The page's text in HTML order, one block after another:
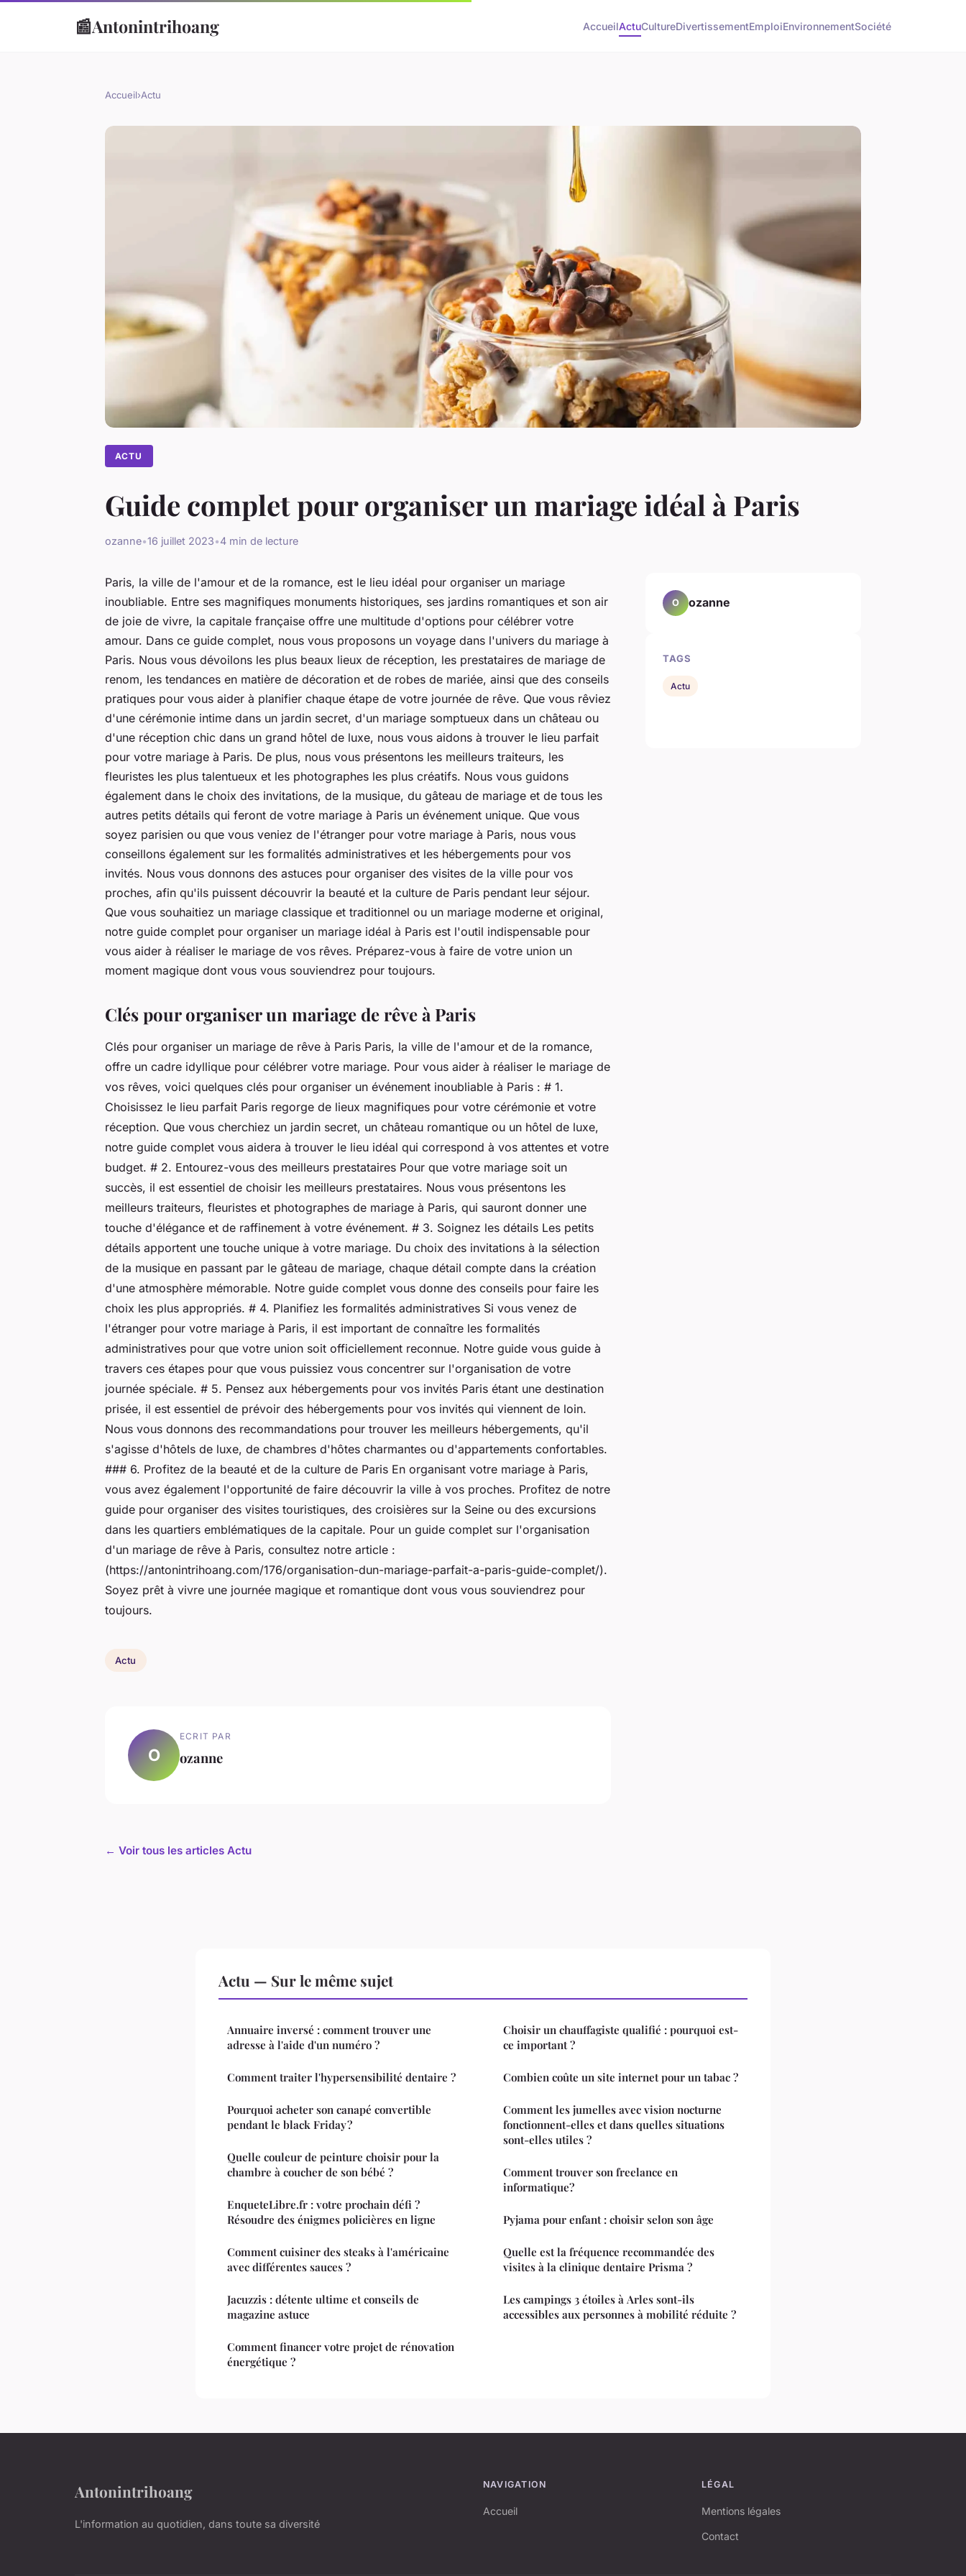
📰Antonintrihoang AccueilActuCultureDivertissementEmploiEnvironnementSociété
Accueil›Actu
ACTU
Guide complet pour organiser un mariage idéal à Paris
ozanne•16 juillet 2023•4 min de lecture
Paris, la ville de l'amour et de la romance, est le lieu idéal pour organiser un mariage
inoubliable. Entre ses magnifiques monuments historiques, ses jardins romantiques et son air
de joie de vivre, la capitale française offre une multitude d'options pour célébrer votre
amour. Dans ce guide complet, nous vous proposons un voyage dans l'univers du mariage à
Paris. Nous vous dévoilons les plus beaux lieux de réception, les prestataires de mariage de
renom, les tendances en matière de décoration et de robes de mariée, ainsi que des conseils
pratiques pour vous aider à planifier chaque étape de votre journée de rêve. Que vous rêviez
d'une cérémonie intime dans un jardin secret, d'un mariage somptueux dans un château ou
d'une réception chic dans un grand hôtel de luxe, nous vous aidons à trouver le lieu parfait
pour votre mariage à Paris. De plus, nous vous présentons les meilleurs traiteurs, les
fleuristes les plus talentueux et les photographes les plus créatifs. Nous vous guidons
également dans le choix des invitations, de la musique, du gâteau de mariage et de tous les
autres petits détails qui feront de votre mariage à Paris un événement unique. Que vous
soyez parisien ou que vous veniez de l'étranger pour votre mariage à Paris, nous vous
conseillons également sur les formalités administratives et les hébergements pour vos
invités. Nous vous donnons des astuces pour organiser des visites de la ville pour vos
proches, afin qu'ils puissent découvrir la beauté et la culture de Paris pendant leur séjour.
Que vous souhaitiez un mariage classique et traditionnel ou un mariage moderne et original,
notre guide complet pour organiser un mariage idéal à Paris est l'outil indispensable pour
vous aider à réaliser le mariage de vos rêves. Préparez-vous à faire de votre union un
moment magique dont vous vous souviendrez pour toujours.
Clés pour organiser un mariage de rêve à Paris
Clés pour organiser un mariage de rêve à Paris Paris, la ville de l'amour et de la romance,
offre un cadre idyllique pour célébrer votre mariage. Pour vous aider à réaliser le mariage de
vos rêves, voici quelques clés pour organiser un événement inoubliable à Paris : # 1.
Choisissez le lieu parfait Paris regorge de lieux magnifiques pour votre cérémonie et votre
réception. Que vous cherchiez un jardin secret, un château romantique ou un hôtel de luxe,
notre guide complet vous aidera à trouver le lieu idéal qui correspond à vos attentes et votre
budget. # 2. Entourez-vous des meilleurs prestataires Pour que votre mariage soit un
succès, il est essentiel de choisir les meilleurs prestataires. Nous vous présentons les
meilleurs traiteurs, fleuristes et photographes de mariage à Paris, qui sauront donner une
touche d'élégance et de raffinement à votre événement. # 3. Soignez les détails Les petits
détails apportent une touche unique à votre mariage. Du choix des invitations à la sélection
de la musique en passant par le gâteau de mariage, chaque détail compte dans la création
d'une atmosphère mémorable. Notre guide complet vous donne des conseils pour faire les
choix les plus appropriés. # 4. Planifiez les formalités administratives Si vous venez de
l'étranger pour votre mariage à Paris, il est important de connaître les formalités
administratives pour que votre union soit officiellement reconnue. Notre guide vous guide à
travers ces étapes pour que vous puissiez vous concentrer sur l'organisation de votre
journée spéciale. # 5. Pensez aux hébergements pour vos invités Paris étant une destination
prisée, il est essentiel de prévoir des hébergements pour vos invités qui viennent de loin.
Nous vous donnons des recommandations pour trouver les meilleurs hébergements, qu'il
s'agisse d'hôtels de luxe, de chambres d'hôtes charmantes ou d'appartements confortables.
### 6. Profitez de la beauté et de la culture de Paris En organisant votre mariage à Paris,
vous avez également l'opportunité de faire découvrir la ville à vos proches. Profitez de notre
guide pour organiser des visites touristiques, des croisières sur la Seine ou des excursions
dans les quartiers emblématiques de la capitale. Pour un guide complet sur l'organisation
d'un mariage de rêve à Paris, consultez notre article :
(https://antonintrihoang.com/176/organisation-dun-mariage-parfait-a-paris-guide-complet/).
Soyez prêt à vivre une journée magique et romantique dont vous vous souviendrez pour
toujours.
Actu
O
ECRIT PAR
ozanne
← Voir tous les articles Actu
O ozanne
TAGS
Actu
Actu — Sur le même sujet
Annuaire inversé : comment trouver une
adresse à l'aide d'un numéro ?
Comment traiter l'hypersensibilité dentaire ?
Pourquoi acheter son canapé convertible
pendant le black Friday ?
Quelle couleur de peinture choisir pour la
chambre à coucher de son bébé ?
EnqueteLibre.fr : votre prochain défi ?
Résoudre des énigmes policières en ligne
Comment cuisiner des steaks à l'américaine
avec différentes sauces ?
Jacuzzis : détente ultime et conseils de
magazine astuce
Comment financer votre projet de rénovation
énergétique ?
Choisir un chauffagiste qualifié : pourquoi est-
ce important ?
Combien coûte un site internet pour un tabac ?
Comment les jumelles avec vision nocturne
fonctionnent-elles et dans quelles situations
sont-elles utiles ?
Comment trouver son freelance en
informatique?
Pyjama pour enfant : choisir selon son âge
Quelle est la fréquence recommandée des
visites à la clinique dentaire Prisma ?
Les campings 3 étoiles à Arles sont-ils
accessibles aux personnes à mobilité réduite ?
Antonintrihoang
L'information au quotidien, dans toute sa diversité
NAVIGATION
Accueil
LÉGAL
Mentions légales
Contact